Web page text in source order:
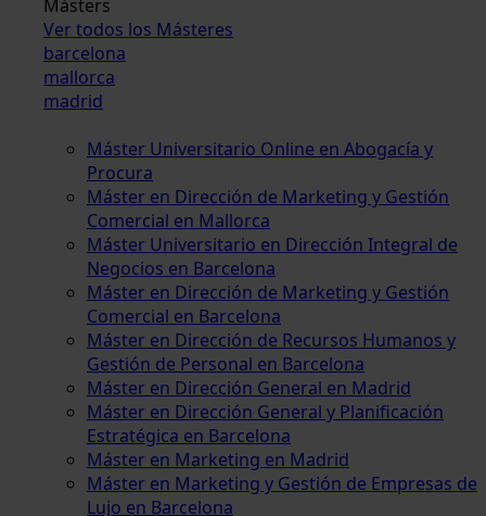
Másters
Ver todos los Másteres
barcelona
mallorca
madrid
Máster Universitario Online en Abogacía y
Procura
Máster en Dirección de Marketing y Gestión
Comercial en Mallorca
Máster Universitario en Dirección Integral de
Negocios en Barcelona
Máster en Dirección de Marketing y Gestión
Comercial en Barcelona
Máster en Dirección de Recursos Humanos y
Gestión de Personal en Barcelona
Máster en Dirección General en Madrid
Máster en Dirección General y Planificación
Estratégica en Barcelona
Máster en Marketing en Madrid
Máster en Marketing y Gestión de Empresas de
Lujo en Barcelona